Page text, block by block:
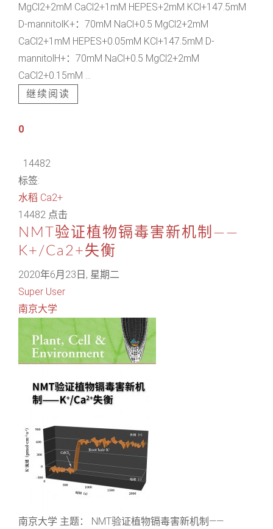
MgCl2+2mM CaCl2+1mM HEPES+2mM KCl+147.5mM
D-mannitolK+：70mM NaCl+0.5 MgCl2+2mM
CaCl2+1mM HEPES+0.05mM KCl+147.5mM D-
mannitolH+：70mM NaCl+0.5 MgCl2+2mM
CaCl2+0.15mM ...
继续阅读
0
14482
标签:
水稻 Ca2+
14482 点击
NMT验证植物镉毒害新机制——
K+/Ca2+失衡
2020年6月23日, 星期二
Super User
南京大学
南京大学 主题： NMT验证植物镉毒害新机制——